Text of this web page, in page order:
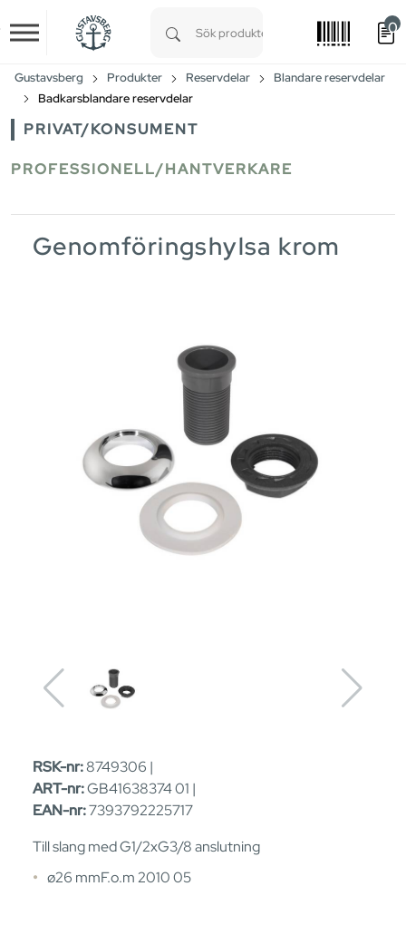
Skip to main content
0
Gustavsberg Produkter Reservdelar
Blandare reservdelar
Badkarsblandare reservdelar
PRIVAT/KONSUMENT
PROFESSIONELL/HANTVERKARE
Genomföringshylsa krom
RSK-nr:8749306 |
ART-nr:GB41638374 01 |
EAN-nr:7393792225717
Till slang med G1/2xG3/8 anslutning
ø26 mmF.o.m 2010 05